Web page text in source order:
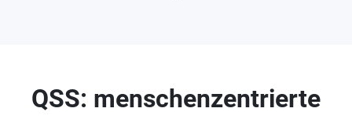
QSS: menschenzentrierte